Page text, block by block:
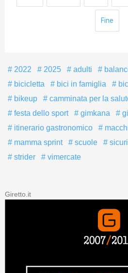
Fine
2022 2025 adulti
bicicletta
bici in famiglia
bikeup
camminata per la
festa dello sport
gimkana
itinerario gastronomico
mamma sprint
scuole
strider
vimercate
Giretto.it